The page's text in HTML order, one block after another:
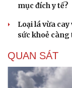
Văn hóa
Sân khấu - Điện ảnh
mục đích y tế?
Loại lá vừa
sức khoẻ
QUAN SÁT